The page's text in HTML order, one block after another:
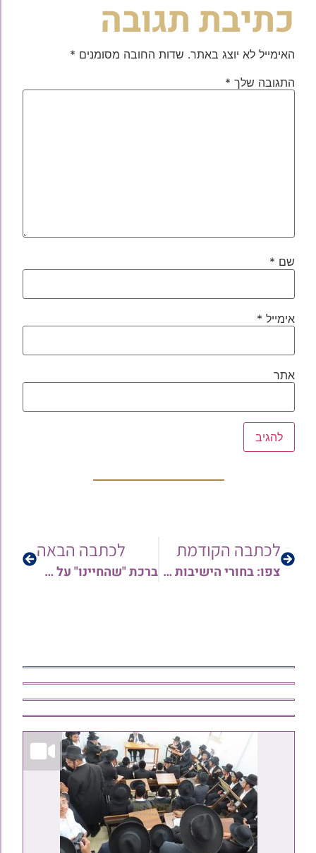
כתיבת תגובה
האימייל לא יוצג באתר. שדות החובה מסומנים *
התגובה שלך *
שם *
אימייל *
אתר
לכתבה הקודמת
צפו: בחורי הישיבות התכנסו ל'ועדים' מחזקים ומרוממים אצל הגר"י מועלם, הגר"י סרי והגר"ב עוקשי
לכתבה הבאה
ברכת "שהחיינו" על פרי חדש בראש השנה, ועל איזה בגד אין מברכים | הרב אורן צדוק